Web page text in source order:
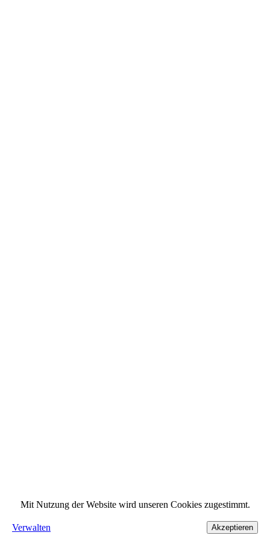
Mit Nutzung der Website wird unseren Cookies zugestimmt.
Verwalten Akzeptieren